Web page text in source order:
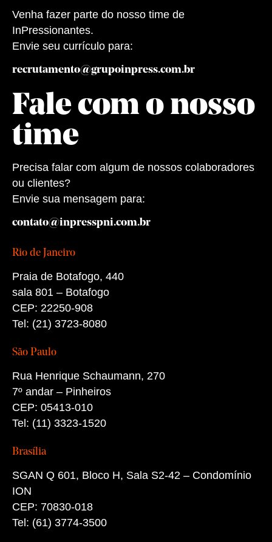
Venha fazer parte do nosso time de
InPressionantes.
Envie seu currículo para:
recrutamento@grupoinpress.com.br
Fale com o nosso
time
Precisa falar com algum de nossos colaboradores
ou clientes?
Envie sua mensagem para:
contato@inpresspni.com.br
Rio de Janeiro
Praia de Botafogo, 440
sala 801 – Botafogo
CEP: 22250-908
Tel: (21) 3723-8080
São Paulo
Rua Henrique Schaumann, 270
7º andar – Pinheiros
CEP: 05413-010
Tel: (11) 3323-1520
Brasília
SGAN Q 601, Bloco H, Sala S2-42 – Condomínio
ION
CEP: 70830-018
Tel: (61) 3774-3500